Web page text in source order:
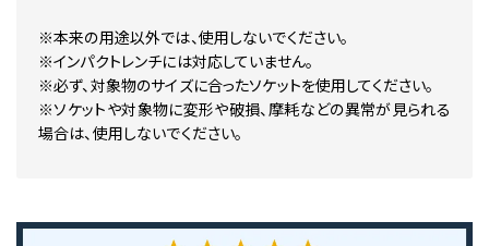
※本来の用途以外では、使用しないでください。
※インパクトレンチには対応していません。
※必ず、対象物のサイズに合ったソケットを使用してください。
※ソケットや対象物に変形や破損、摩耗などの異常が見られる
場合は、使用しないでください。